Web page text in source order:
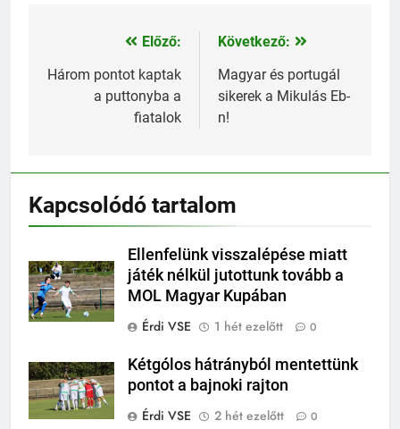
Bejegyzés
navigáció
Előző:
Három pontot kaptak
a puttonyba a
fiatalok
Következő:
Magyar és portugál
sikerek a Mikulás Eb-
n!
Kapcsolódó tartalom
Ellenfelünk visszalépése miatt
játék nélkül jutottunk tovább a
MOL Magyar Kupában
Érdi VSE
1 hét ezelőtt 0
Kétgólos hátrányból mentettünk
pontot a bajnoki rajton
Érdi VSE
2 hét ezelőtt 0